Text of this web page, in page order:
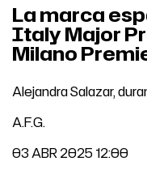
La marca
Italy Major
Milano
Alejandra Salazar,
A.F.G.
03 ABR 2025 12:00